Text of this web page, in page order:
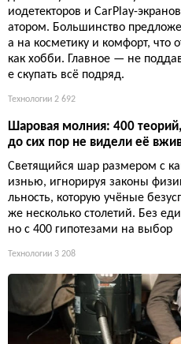
иодетекторов и CarPlay-
атором. Большинство
а на косметику и комфорт, что
как хобби. Главное — не
е скупать всё подряд.
Технологии 2 692
Шаровая молния: 400
до сих пор не видели её
Светящийся шар размером с
изнью, игнорируя законы
льность, которую учёные
же несколько столетий. Без
но с 400 гипотезами на выбор
Технологии 3 208